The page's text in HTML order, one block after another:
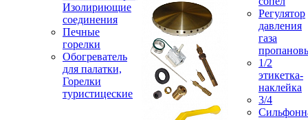
Изолириющие
соединения
Печные
горелки
Обогреватель
для палатки,
Горелки
туристицеские
Регулятор
давления
газа
1/2
этикетка-
наклейка
3/4